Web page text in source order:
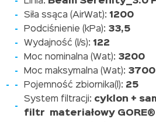
Siła ssąca (AirWat): 1200
Podciśnienie (kPa): 33,5
Wydajność (l/s): 122
Moc nominalna (Wat): 3200
Moc maksymalna (Wat): 3700
Pojemność zbiornika(l): 25
System filtracji: cyklon +
filtr materiałowy GORE®